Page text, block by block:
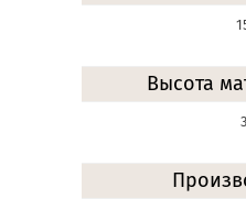
Высота